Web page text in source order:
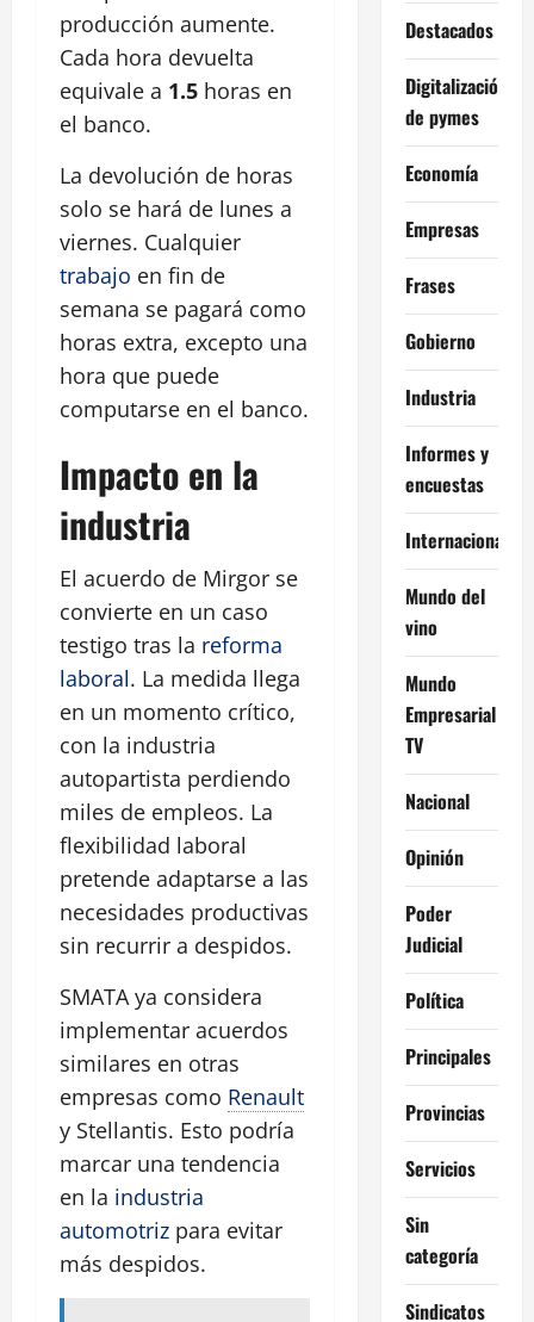
producción aumente.
Cada hora devuelta
equivale a 1.5 horas en
el banco.
La devolución de horas
solo se hará de lunes a
viernes. Cualquier
trabajo en fin de
semana se pagará como
horas extra, excepto una
hora que puede
computarse en el banco.
Impacto en la
industria
El acuerdo de Mirgor se
convierte en un caso
testigo tras la reforma
laboral. La medida llega
en un momento crítico,
con la industria
autopartista perdiendo
miles de empleos. La
flexibilidad laboral
pretende adaptarse a las
necesidades productivas
sin recurrir a despidos.
SMATA ya considera
implementar acuerdos
similares en otras
empresas como Renault
y Stellantis. Esto podría
marcar una tendencia
en la industria
automotriz para evitar
más despidos.
Destacados
Digitalización
de pymes
Economía
Empresas
Frases
Gobierno
Industria
Informes y
encuestas
Internacional
Mundo del
vino
Mundo
Empresarial
TV
Nacional
Opinión
Poder
Judicial
Política
Principales
Provincias
Servicios
Sin
categoría
Sindicatos